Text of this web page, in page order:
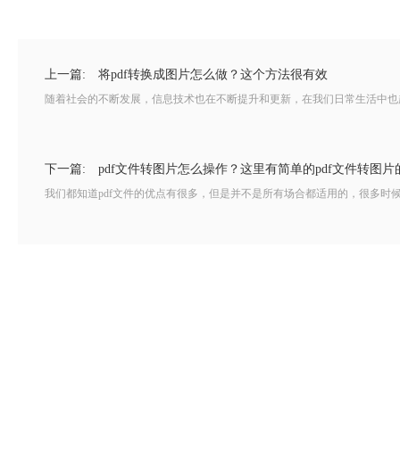
上一篇: 将pdf转换成图片怎么做？这个方法很有效
随着社会的不断发展，信息技术也在不断提升和更新，在我们日常生活中
下一篇: pdf文件转图片怎么操作？这里有简单的pdf文件转图片
我们都知道pdf文件的优点有很多，但是并不是所有场合都适用的，很多